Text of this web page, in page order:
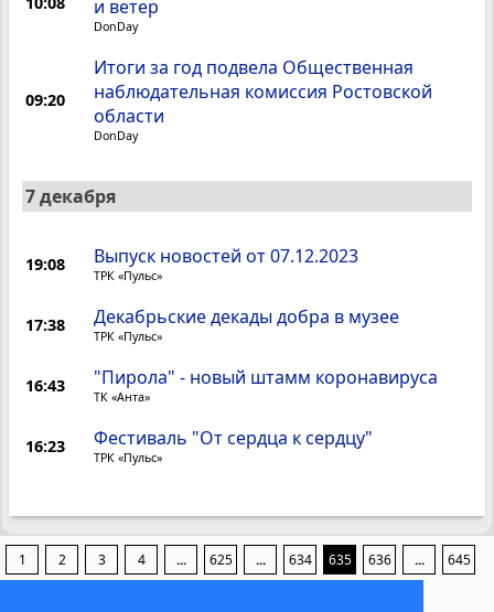
и ветер
DonDay
09:20
Итоги за год подвела Общественная
наблюдательная комиссия Ростовской
области
DonDay
7 декабря
19:08 Выпуск новостей от 07.12.2023
ТРК «Пульс»
17:38 Декабрьские декады добра в музее
ТРК «Пульс»
16:43 "Пирола" - новый штамм коронавируса
ТК «Анта»
16:23 Фестиваль "От сердца к сердцу"
ТРК «Пульс»
1 2 3 4 ... 625 ... 634 635 636 ...
645